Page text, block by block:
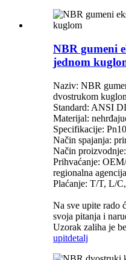
NBR gumeni
jednom
Naziv: NBR
dvostrukom
Standard: ANSI
Materijal:
Specifikacije:
Način spajanja:
Način
Prihvaćanje:
regionalna
Plaćanje: T/T, L/
Na sve upite rado
svoja pitanja i
Uzorak zaliha je
upitdetalj